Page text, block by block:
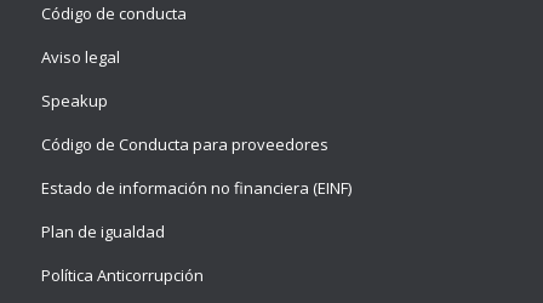
Código de conducta
Aviso legal
Speakup
Código de Conducta para proveedores
Estado de información no financiera (EINF)
Plan de igualdad
Política Anticorrupción